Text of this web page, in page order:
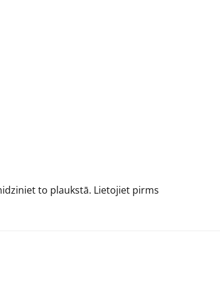
to plaukstā. Lietojiet pirms